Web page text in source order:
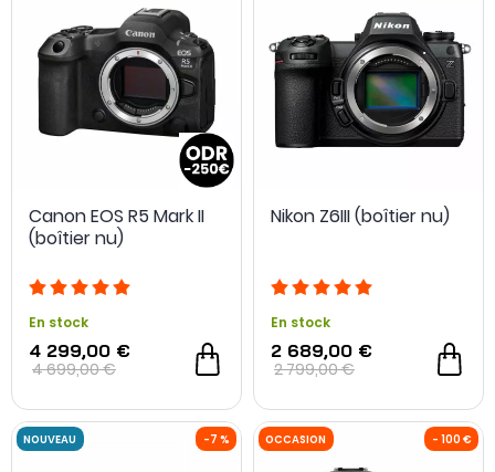
meilleur appareil photo hybride
pour monter en gamme,
cette catégorie regroupe les références des plus grandes
marques du marché. Elle s’adresse aussi bien aux
amateurs qui veulent progresser avec lemeilleur appareil
photo hybride débutant
, qu’aux photographes confirmés
souhaitantchoisir leur boîtier hybride
en fonction de leurs
pratiques photo ou vidéo. Polyvalents, réactifs et évolutifs,
les hybrides s’imposent comme un format durable et
performant à long terme.
Canon EOS R5 Mark II
(boîtier nu)
En stock
4 299,00 €
4 699,00 €
Nikon Z6III (boîtier nu)
En stock
2 689,00 €
2 799,00 €